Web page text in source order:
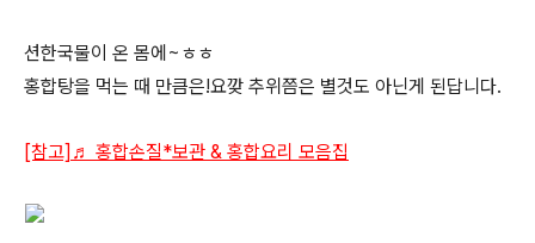
션한국물이 온 몸에~ㅎㅎ
홍합탕을 먹는 때 만큼은!요깢 추위쯤은 별것도 아닌게 된답니다.
[참고]♬ 홍합손질*보관 & 홍합요리 모음집